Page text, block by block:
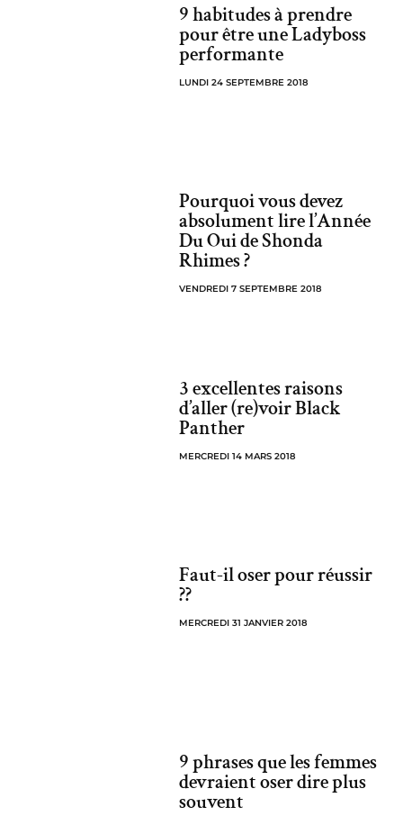
9 habitudes à prendre
pour être une Ladyboss
performante
LUNDI 24 SEPTEMBRE 2018
Pourquoi vous devez
absolument lire l’Année
Du Oui de Shonda
Rhimes ?
VENDREDI 7 SEPTEMBRE 2018
3 excellentes raisons
d’aller (re)voir Black
Panther
MERCREDI 14 MARS 2018
Faut-il oser pour réussir
??
MERCREDI 31 JANVIER 2018
9 phrases que les femmes
devraient oser dire plus
souvent